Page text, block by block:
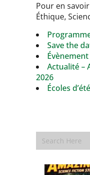
Pour en
Éthique,
Save the
Évènement
Actualité –
2026
Écoles d’été